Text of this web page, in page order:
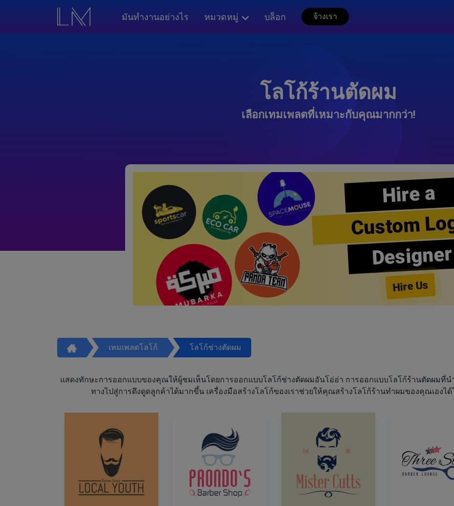
มันทำงานอย่างไร หมวดหมู่ บล็อก จ้างเรา
โลโก้ร้านตัดผม
เลือกเทมเพลตที่เหมาะกับคุณมากกว่า!
Hire a
Custom
Designer
Hire Us
เทมเพลตโลโก้ โลโก้ช่างตัดผม
แสดงทักษะการออกแบบของคุณให้ผู้ชมเห็นโดยการออกแบบโลโก้ช่างตัดผมอันโอ่อ่า การออกแบบโลโก้ร้านตัดผมที่น
ทางไปสู่การดึงดูดลูกค้าได้มากขึ้น เครื่องมือสร้างโลโก้ของเราช่วยให้คุณสร้างโลโก้ร้านทำผมของคุณเองไ